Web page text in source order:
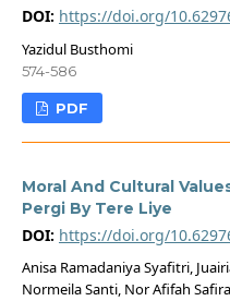
DOI: https://doi.org/
Yazidul Busthomi
574-586
PDF
Moral And Cultural
Pergi By Tere Liye
DOI: https://doi.org/
Anisa Ramadaniya Syafitri,
Normeila Santi, Nor Afifah Safira